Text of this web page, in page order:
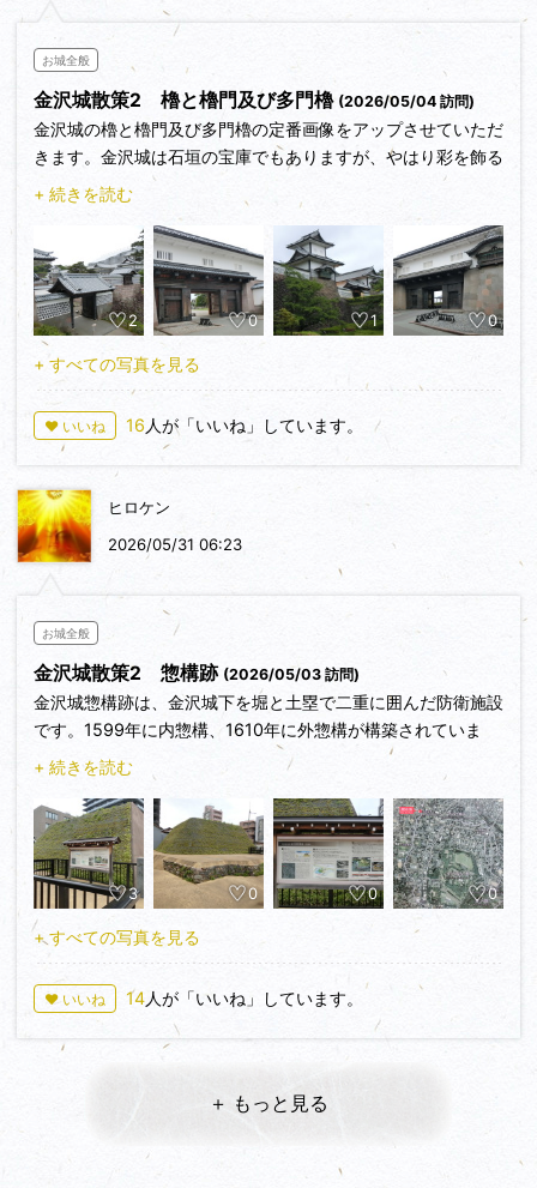
の表面の縁をきれいに削り、石にこぶを残す加工法で、かなり
美を意識している石垣だと感じました。
⑦ 石川門桝形の石垣
おなじみですが、石垣の右側が打込接、左側が切込接で石垣が
積まれています。同じ場所で二種類の石垣が見られるというこ
とで、かなりレアですね。
⑧ 辰巳櫓台の高石垣
文禄年間に築かれた城内で最古の石垣とされています。百間堀
跡（県道10号）の歩道から迫力のある石垣を見ることができ
ます。高さ約21mで四段にわたって築かれ、とても迫力満点
でした！！
今回、初めての石川県 金沢城訪問でしたが、時間の兼ね合い
で、兼六園は周れなかったので、次に行く際は兼六園も巡りた
いと思います。そして、金沢城の復旧を切に願っております。
① 河北門
大手門側から向かうと、真っ先に出迎えてくれる建築物は、
河北門です。三の丸の正門にあたります。かつては石川門と似
た構造で二重櫓のニラミ櫓があったようです。焼失後は再建さ
れず、出窓付きの土塀が櫓台に設けられ、そちらの状態で復元
されています。櫓門内部は無料で見学できます。
② 五十間長屋・菱櫓
金沢城の目玉のひとつですね。写真では何度も拝見していまし
たが、実際に三の丸から肉眼で見ると、手前の水堀の存在に気
づかないほどの圧倒的な威圧感があって凄いですね・・・
（さすが100万石ですな・・・）
③ 橋爪門
三の丸から二の丸に入る虎口で、城内最大の桝形となっていま
す。二の門（櫓門）の下には、敷石が敷かれています。のちに
整備したものかなと思ったのですが、藩政期につくられたもの
のようです。他とは別格の門だったと分かる貴重な遺構ですの
で、建物の迫力に圧倒されますが、ここは足元も注目です！！
④ 三十間長屋
現存の多聞櫓ですが、位置的な関係で見学している方は少ない
感じでしたので、のびのびと撮影できました。海鼠壁と鉛瓦、
「金場取り残し積み」の石垣が美しかったです。
⑤ 鼠多門
令和になって復元された櫓門です。黒い海鼠漆喰と白い鉛瓦が
本当におしゃれに感じました！！
内部は無料で見学できて、五十間長屋もそうですが、しっかり
木造復元でありながらバリアフリー対策もしていて凄いと感じ
ました。
⑥ 石川門
金沢城のシンボルの一つで現存の建築物です。兼六園側の登城
口のため、他のエリアとは違って観光客がとにかく多いので、
撮影される方はけっこう気を使うかもしれないです。
石川門の下の百間堀跡は道路となっていて、石川橋の北側に前
話題の二の丸御殿の復元工事が行われていました。五十間長屋
越しにクレーンや骨組みを見ることができ、工事始まってい
お城全般
金沢城散策2 櫓と櫓門及び多門櫓 (2026/05/04 訪問)
金沢城の櫓と櫓門及び多門櫓の定番画像をアップさせていただ
きます。金沢城は石垣の宝庫でもありますが、やはり彩を飾る
櫓も恰好が良い(｡･ω･｡)ﾉ♡金沢城の櫓・櫓門・多門櫓のあち
こちで唐破風の出窓が優雅さを醸し出していると思っていま
画像の１と２は2010年に再建された河北門の建築群、河北門
のスロープから撮った河北門表門と菱櫓・五十間長屋・橋爪門
続櫓を撮影できるスポットで最近のお気に入りの場所です。
画像3と4は重要文化財。現存する金沢城搦手桝形の建築群、
石川門表門と石川二重櫓・石川門櫓門です。百閒堀から見上げ
る石川門と二重櫓はなんとも恰好が良い(｡･ω･｡)ﾉ♡。画像5と
6は2001年に復元された橋爪門続櫓と五十間長屋。二の丸を
ｍに及ぶそうです。金沢城といえばこの画像ではないでしょう
か。
画像7はこちらも現存する多門櫓で重要文化財です。三十間長
屋の出窓と突出しが恰好が良いと思います。画像8は橋爪門櫓
門と五十間長屋。画像9は2020年に復元された鼠多門。黒漆
喰で仕上げられていて他の門には見られない特徴です。画像
正直、どの画像も金沢城に来る度に撮っていますが、毎回撮ら
ずにはいられない衝動にかられます。
+ 続きを読む
2 0 1 0
+ すべての写真を見る
♥ いいね 16 人が「いいね」しています。
ヒロケン
2026/05/31 06:23
お城全般
金沢城散策2 惣構跡 (2026/05/03 訪問)
金沢城惣構跡は、金沢城下を堀と土塁で二重に囲んだ防衛施設
です。1599年に内惣構、1610年に外惣構が構築されていま
す。内惣構は徳川氏との緊張関係が高まったことを受け前田氏
の客将高山右近の指揮で造られ、外惣構は前田家家臣の篠原一
孝の指揮で構築されたとされています。
内惣構は延長約2.9ｋｍ、外惣構は約4.2ｋｍあり金沢城を挟
んで東西に分かれており、河岸段丘崖を利用して造られていま
す。土塁は兼六園の山崎山や、尾山神社庭園の築山などに一部
が残っていますが、ほぼ消滅しているそうですが、堀の大部分
は幅を縮小しながらも現在においても水が流れており、歴史的
今回、主計町緑水苑に残る西内惣構跡も散策予定でしたが、お
なので、また来た時に行こうと思っています。
+ 続きを読む
3 0 0 0
+ すべての写真を見る
♥ いいね 14人が「いいね」しています。
＋ もっと見る